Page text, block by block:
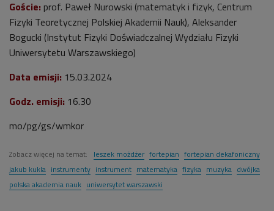
Goście: prof. Paweł Nurowski (matematyk i fizyk, Centrum
Fizyki Teoretycznej Polskiej Akademii Nauk), Aleksander
Bogucki (Instytut Fizyki Doświadczalnej Wydziału Fizyki
Uniwersytetu Warszawskiego)
Data emisji: 15.03.2024
Godz. emisji: 16.30
mo/pg/gs/wmkor
Zobacz więcej na temat: leszek możdżer fortepian fortepian dekafoniczny
jakub kukla instrumenty instrument matematyka fizyka muzyka dwójka
polska akademia nauk uniwersytet warszawski